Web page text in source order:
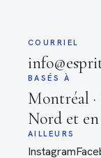
COURRIEL
BASÉS À
Montréal
Nord et
AILLEURS
Instagram